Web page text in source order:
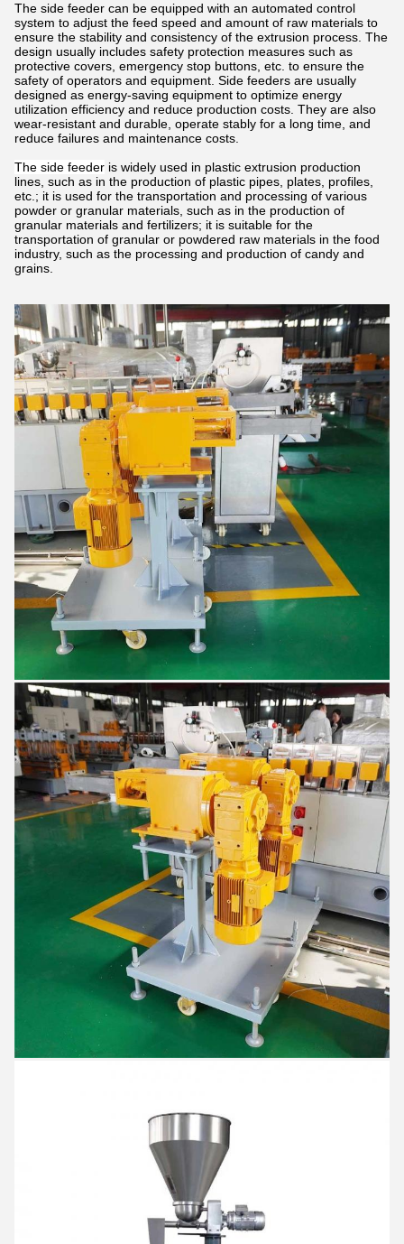
The side feeder can be equipped with an automated control
system to adjust the feed speed and amount of raw materials to
ensure the stability and consistency of the extrusion process. The
design usually includes safety protection measures such as
protective covers, emergency stop buttons, etc. to ensure the
safety of operators and equipment. Side feeders are usually
designed as energy-saving equipment to optimize energy
utilization efficiency and reduce production costs. They are also
wear-resistant and durable, operate stably for a long time, and
reduce failures and maintenance costs.
The side feeder is widely used in plastic extrusion production
lines, such as in the production of plastic pipes, plates, profiles,
etc.; it is used for the transportation and processing of various
powder or granular materials, such as in the production of
granular materials and fertilizers; it is suitable for the
transportation of granular or powdered raw materials in the food
industry, such as the processing and production of candy and
grains.